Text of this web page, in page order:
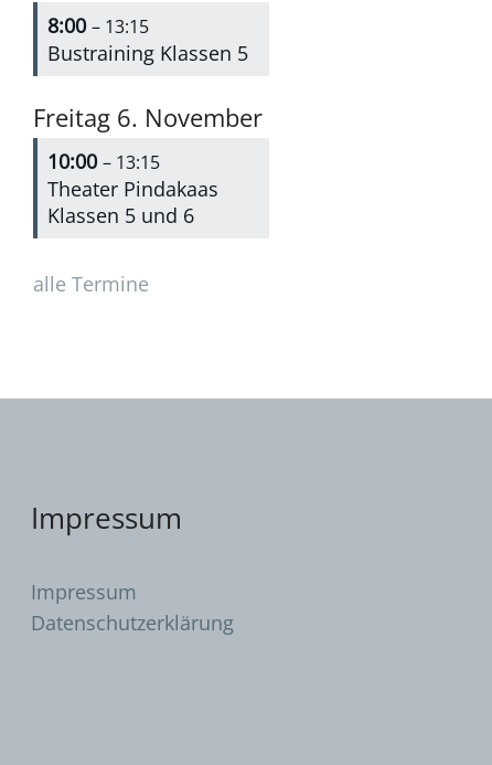
8:00– 13:15
Bustraining Klassen 5
Freitag 6. November
10:00– 13:15
Theater Pindakaas
Klassen 5 und 6
alle Termine
Impressum
Impressum
Datenschutzerklärung